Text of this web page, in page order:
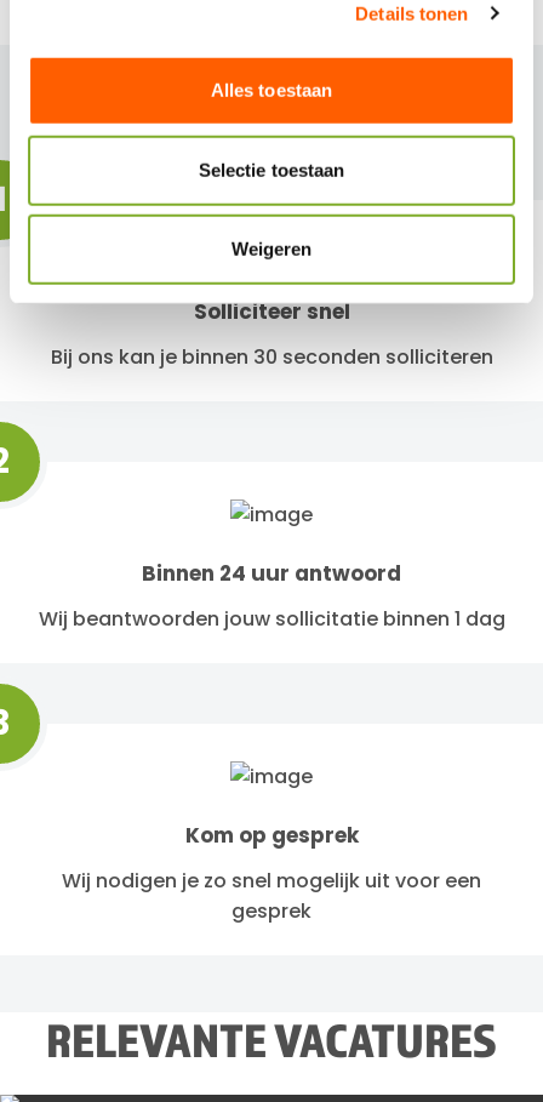
t
Details tonen
Alles toestaan
Selectie toestaan
Weigeren
BINNEN 3 STAPPEN EEN
NIEUWE BAAN!
Solliciteer snel
Bij ons kan je binnen 30 seconden solliciteren
Binnen 24 uur antwoord
Wij beantwoorden jouw sollicitatie binnen 1 dag
Kom op gesprek
Wij nodigen je zo snel mogelijk uit voor een
gesprek
RELEVANTE VACATURES